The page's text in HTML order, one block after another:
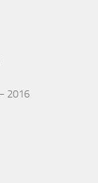
2016